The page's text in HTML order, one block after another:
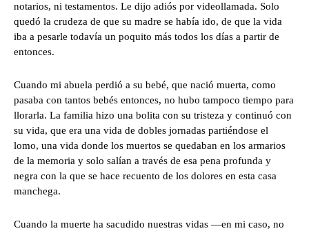
notarios, ni testamentos. Le dijo adiós por videollamada. Solo
quedó la crudeza de que su madre se había ido, de que la vida
iba a pesarle todavía un poquito más todos los días a partir de
entonces.
Cuando mi abuela perdió a su bebé, que nació muerta, como
pasaba con tantos bebés entonces, no hubo tampoco tiempo para
llorarla. La familia hizo una bolita con su tristeza y continuó con
su vida, que era una vida de dobles jornadas partiéndose el
lomo, una vida donde los muertos se quedaban en los armarios
de la memoria y solo salían a través de esa pena profunda y
negra con la que se hace recuento de los dolores en esta casa
manchega.
Cuando la muerte ha sacudido nuestras vidas —en mi caso, no